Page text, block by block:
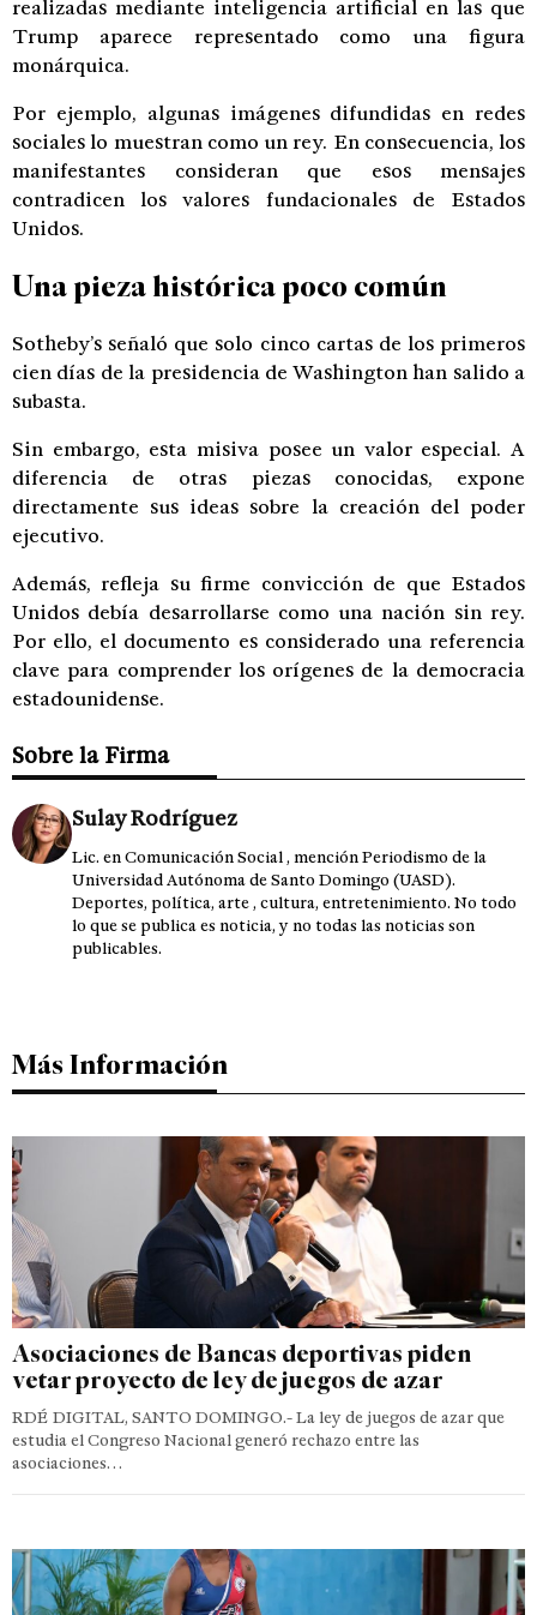
realizadas mediante inteligencia artificial en las que
Trump aparece representado como una figura
monárquica.
Por ejemplo, algunas imágenes difundidas en redes
sociales lo muestran como un rey. En consecuencia, los
manifestantes consideran que esos mensajes
contradicen los valores fundacionales de Estados
Unidos.
Una pieza histórica poco común
Sotheby’s señaló que solo cinco cartas de los primeros
cien días de la presidencia de Washington han salido a
subasta.
Sin embargo, esta misiva posee un valor especial. A
diferencia de otras piezas conocidas, expone
directamente sus ideas sobre la creación del poder
ejecutivo.
Además, refleja su firme convicción de que Estados
Unidos debía desarrollarse como una nación sin rey.
Por ello, el documento es considerado una referencia
clave para comprender los orígenes de la democracia
estadounidense.
Sobre la Firma
Sulay Rodríguez
Lic. en Comunicación Social , mención Periodismo de la
Universidad Autónoma de Santo Domingo (UASD).
Deportes, política, arte , cultura, entretenimiento. No todo
lo que se publica es noticia, y no todas las noticias son
publicables.
Más Información
Asociaciones de Bancas deportivas piden
vetar proyecto de ley de juegos de azar
RDÉ DIGITAL, SANTO DOMINGO.- La ley de juegos de azar que
estudia el Congreso Nacional generó rechazo entre las
asociaciones…